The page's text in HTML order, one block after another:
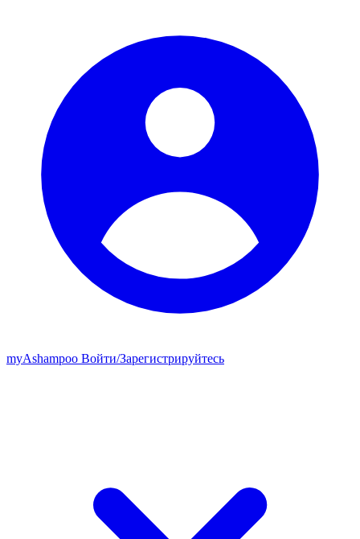
myAshampoo Войти/Зарегистрируйтесь